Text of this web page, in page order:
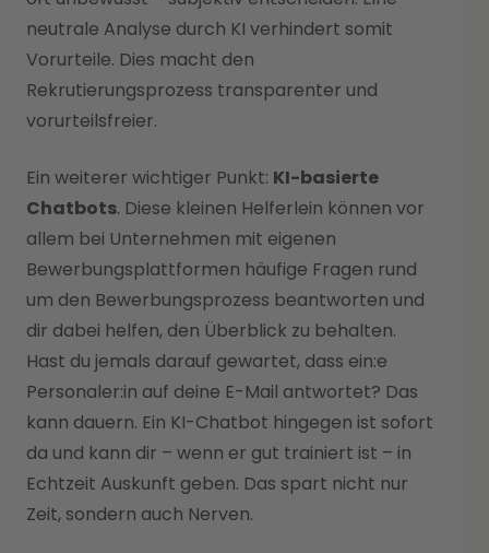
neutrale Analyse durch KI verhindert somit
Vorurteile. Dies macht den
Rekrutierungsprozess transparenter und
vorurteilsfreier.
Ein weiterer wichtiger Punkt: KI-basierte
Chatbots. Diese kleinen Helferlein können vor
allem bei Unternehmen mit eigenen
Bewerbungsplattformen häufige Fragen rund
um den Bewerbungsprozess beantworten und
dir dabei helfen, den Überblick zu behalten.
Hast du jemals darauf gewartet, dass ein:e
Personaler:in auf deine E-Mail antwortet? Das
kann dauern. Ein KI-Chatbot hingegen ist sofort
da und kann dir – wenn er gut trainiert ist – in
Echtzeit Auskunft geben. Das spart nicht nur
Zeit, sondern auch Nerven.